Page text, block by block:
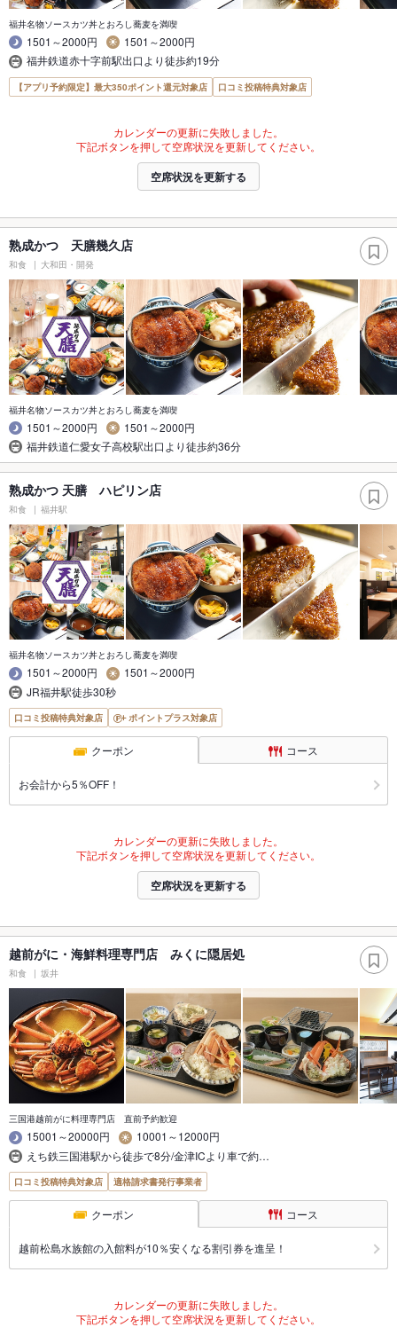
福井名物ソースカツ丼とおろし蕎麦を満喫
1501～2000円
1501～2000円
福井鉄道赤十字前駅出口より徒歩約19分
【アプリ予約限定】最大350ポイント還元対象店 口コミ投稿特典対象店
カレンダーの更新に失敗しました。
下記ボタンを押して空席状況を更新してください。
空席状況を更新する
熟成かつ 天膳幾久店
和食 大和田・開発
福井名物ソースカツ丼とおろし蕎麦を満喫
1501～2000円
1501～2000円
福井鉄道仁愛女子高校駅出口より徒歩約36分
熟成かつ 天膳 ハピリン店
和食 福井駅
福井名物ソースカツ丼とおろし蕎麦を満喫
1501～2000円
1501～2000円
JR福井駅徒歩30秒
口コミ投稿特典対象店 ポイントプラス対象店
クーポン コース
お会計から5％OFF！
カレンダーの更新に失敗しました。
下記ボタンを押して空席状況を更新してください。
空席状況を更新する
越前がに・海鮮料理専門店 みくに隠居処
和食 坂井
三国港越前がに料理専門店 直前予約歓迎
15001～20000円
10001～12000円
えち鉄三国港駅から徒歩で8分/金津ICより車で約…
口コミ投稿特典対象店 適格請求書発行事業者
クーポン コース
越前松島水族館の入館料が10％安くなる割引券を進呈！
カレンダーの更新に失敗しました。
下記ボタンを押して空席状況を更新してください。